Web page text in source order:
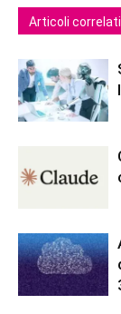
Articoli correlati